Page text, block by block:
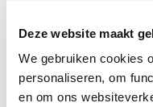
Deze website maakt
We gebruiken cookies
personaliseren, om
en om ons
Productbeschrijving